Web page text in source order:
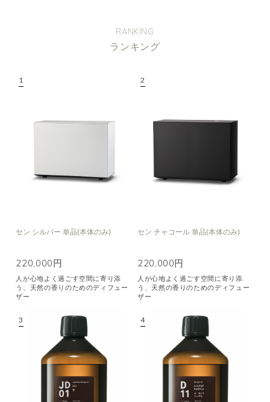
RANKING
ランキング
セン シルバー 単品(本体のみ)
220,000円
人が心地よく過ごす空間に寄り添
う、天然の香りのためのディフュー
ザー
セン チャコール 単品(本体のみ)
220,000円
人が心地よく過ごす空間に寄り添
う、天然の香りのためのディフュー
ザー